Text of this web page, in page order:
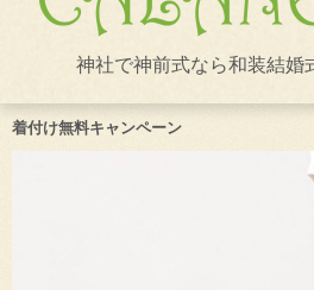
神社で神前式なら和装結婚
着付け無料キャンペーン